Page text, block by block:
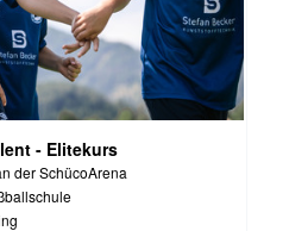
- Elitekurs
der SchücoArena